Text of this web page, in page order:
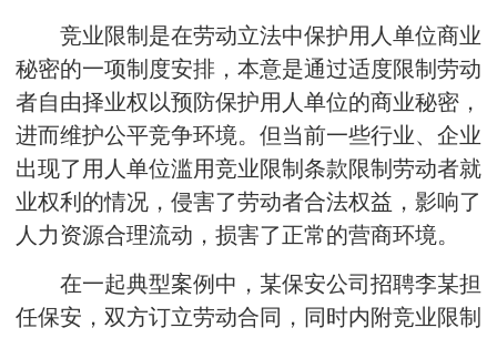
竞业限制是在劳动立法中保护用人单位商业
秘密的一项制度安排，本意是通过适度限制劳动
者自由择业权以预防保护用人单位的商业秘密，
进而维护公平竞争环境。但当前一些行业、企业
出现了用人单位滥用竞业限制条款限制劳动者就
业权利的情况，侵害了劳动者合法权益，影响了
人力资源合理流动，损害了正常的营商环境。
在一起典型案例中，某保安公司招聘李某担
任保安，双方订立劳动合同，同时内附竞业限制